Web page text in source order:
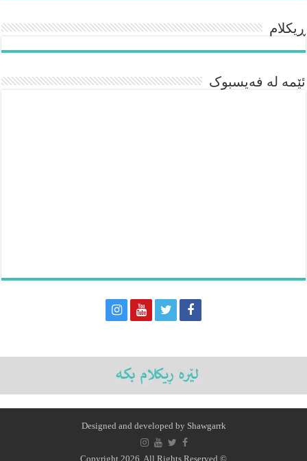
ڕیکلام
ئێمە لە فەیسبوک
Designed and developed by Shawgarrk
© Copyright 2026, All Rights Reserved